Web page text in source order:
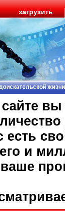
загрузить
жизни
вы
есть
его и
ваше